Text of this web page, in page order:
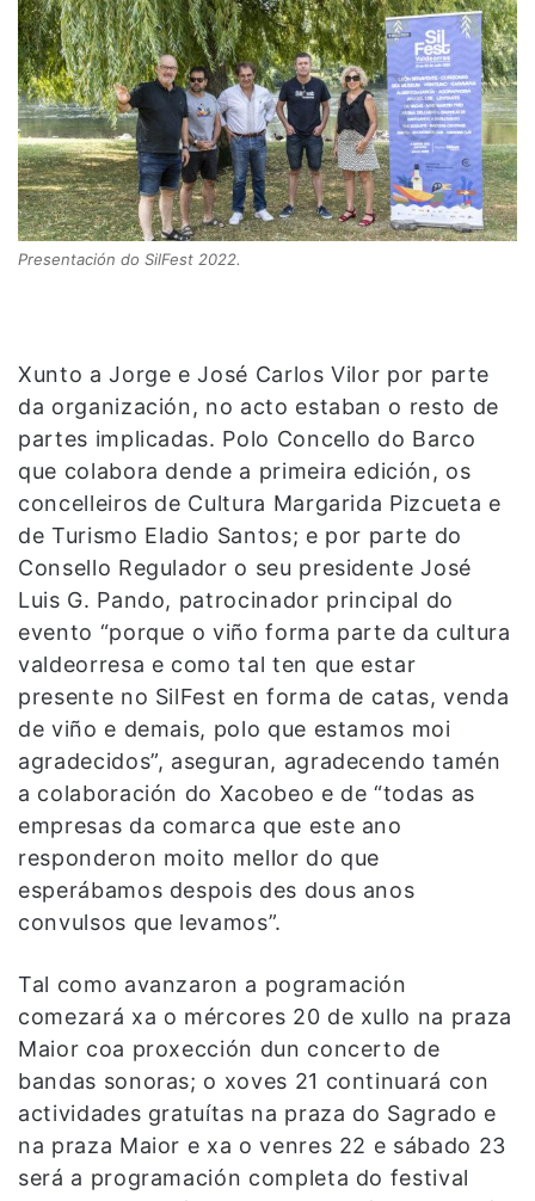
Presentación do SilFest 2022.
Xunto a Jorge e José Carlos Vilor por parte
da organización, no acto estaban o resto de
partes implicadas. Polo Concello do Barco
que colabora dende a primeira edición, os
concelleiros de Cultura Margarida Pizcueta e
de Turismo Eladio Santos; e por parte do
Consello Regulador o seu presidente José
Luis G. Pando, patrocinador principal do
evento “porque o viño forma parte da cultura
valdeorresa e como tal ten que estar
presente no SilFest en forma de catas, venda
de viño e demais, polo que estamos moi
agradecidos”, aseguran, agradecendo tamén
a colaboración do Xacobeo e de “todas as
empresas da comarca que este ano
responderon moito mellor do que
esperábamos despois des dous anos
convulsos que levamos”.
Tal como avanzaron a pogramación
comezará xa o mércores 20 de xullo na praza
Maior coa proxección dun concerto de
bandas sonoras; o xoves 21 continuará con
actividades gratuítas na praza do Sagrado e
na praza Maior e xa o venres 22 e sábado 23
será a programación completa do festival